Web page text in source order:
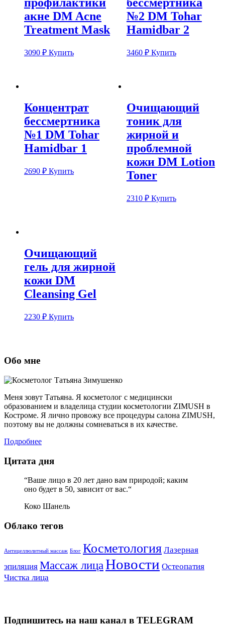
профилактики
акне DM Acne
Treatment Mask
3090 ₽ Купить
бессмертника
№2 DM Tohar
Hamidbar 2
3460 ₽ Купить
Концентрат
бессмертника
№1 DM Tohar
Hamidbar 1
2690 ₽ Купить
Очищающий
тоник для
жирной и
проблемной
кожи DM Lotion
Toner
2310 ₽ Купить
Очищающий
гель для жирной
кожи DM
Cleansing Gel
2230 ₽ Купить
Обо мне
Меня зовут Татьяна. Я косметолог с медицински
образованием и владелица студии косметологии ZIMUSH в
Костроме. Я лично провожу все процедуры салона ZIMUSH,
поэтому вы не должны сомневаться в их качестве.
Подробнее
Цитата дня
“Ваше лицо в 20 лет дано вам природой; каким
оно будет в 50, зависит от вас.“
Коко Шанель
Облако тегов
Антицеллюлитный массаж Блог Косметология Лазерная
эпиляция Массаж лицаНовости Остеопатия
Чистка лица
Подпишитесь на наш канал в TELEGRAM